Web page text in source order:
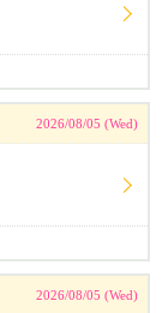
2026/08/05 (Wed)
2026/08/05 (Wed)